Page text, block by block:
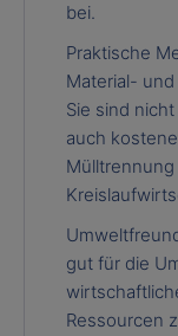
bei.
Praktische
Material-
Sie sind
auch
gut für die
Ressourcen